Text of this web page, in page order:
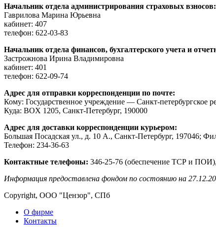
Начальник отдела администрирования страховых взносов:
Гаврилова Марина Юрьевна
кабинет: 407
телефон: 622-03-83
Начальник отдела финансов, бухгалтерского учета и
Застрожнова Ирина Владимировна
кабинет: 401
телефон: 622-09-74
Адрес для отправки корреспонденции по почте:
Кому: Государственное учреждение — Санкт-петербургское
Куда: BOX 1205, Санкт-Петербург, 190000
Адрес для доставки корреспонденции курьером:
Большая Посадская ул., д. 10 А., Санкт-Петербург, 197046;
Телефон: 234-36-63
Контактные телефоны: 346-25-76 (обеспечение ТСР и
Информация предоставлена фондом по состоянию на
Copyright, ООО "Цензор", СПб
О фирме
Контакты